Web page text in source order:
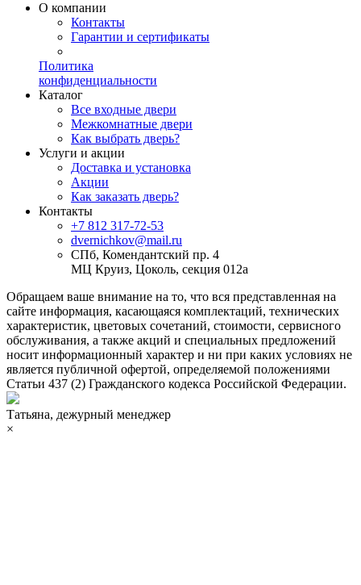
О компании
Контакты
Гарантии и сертификаты
Политика
конфиденциальности
Каталог
Все входные двери
Межкомнатные двери
Как выбрать дверь?
Услуги и акции
Доставка и установка
Акции
Как заказать дверь?
Контакты
+7 812 317-72-53
dvernichkov@mail.ru
СПб, Комендантский пр. 4
МЦ Круиз, Цоколь, секция 012а
Обращаем ваше внимание на то, что вся представленная на
сайте информация, касающаяся комплектаций, технических
характеристик, цветовых сочетаний, стоимости, сервисного
обслуживания, а также акций и специальных предложений
носит информационный характер и ни при каких условиях не
является публичной офертой, определяемой положениями
Статьи 437 (2) Гражданского кодекса Российской Федерации.
Татьяна, дежурный менеджер
×